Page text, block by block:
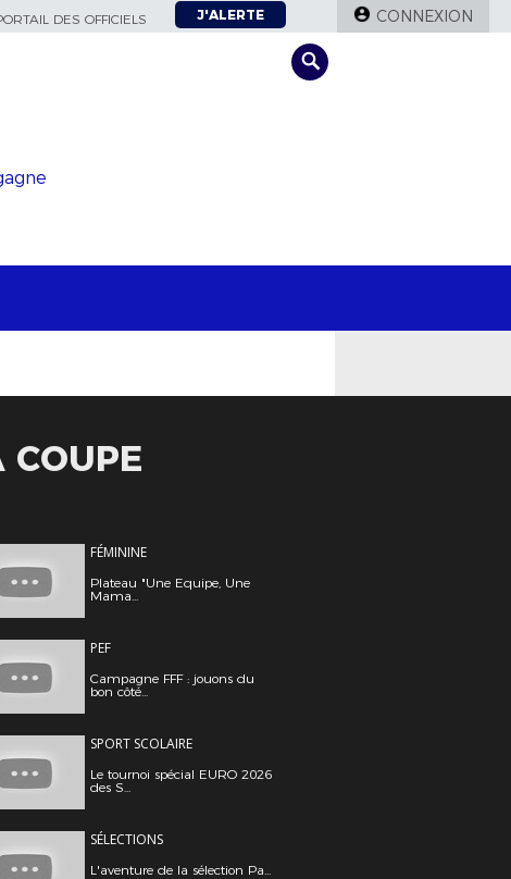
DES OFFICIELS J'ALERTE CONNEXION
COUPE
FÉMININE
Plateau "Une Equipe, Une
Mama...
PEF
Campagne FFF : jouons du
bon côté...
SPORT SCOLAIRE
Le tournoi spécial EURO 2026
des S...
SÉLECTIONS
L'aventure de la sélection Pa...